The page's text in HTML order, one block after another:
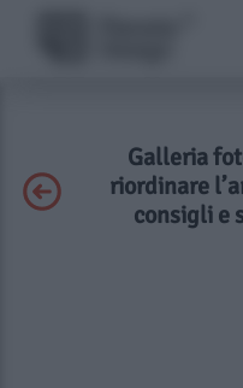
Galleria
riordinare
consigli e